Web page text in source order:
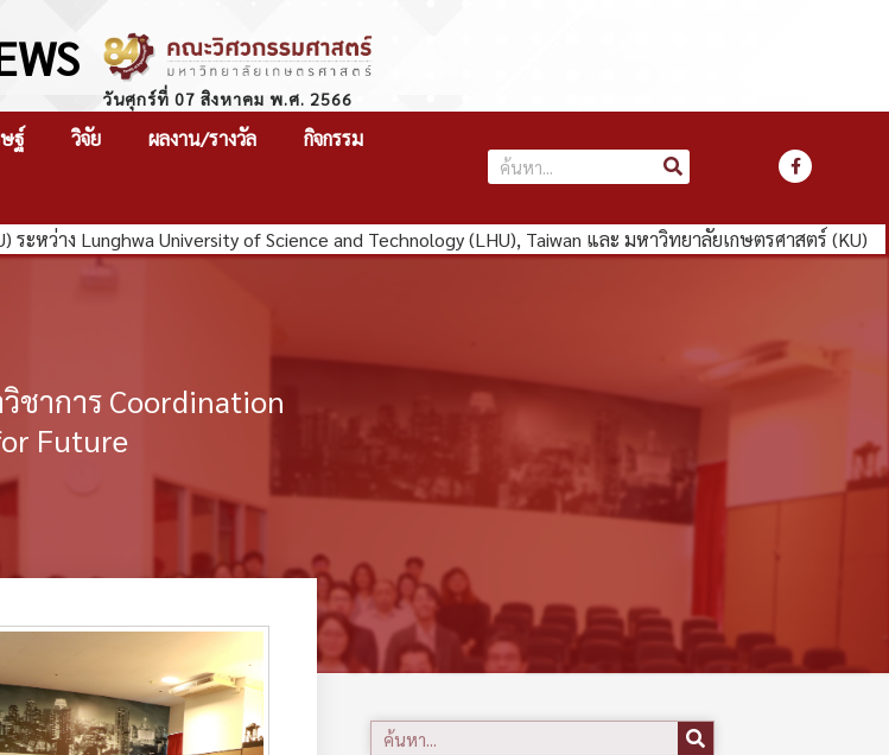
วันศุกร์ที่ 07 สิงหาคม พ.ศ. 2566
ฐ์ วิจัย ผลงาน/รางวัล กิจกรรม
University of Science and Technology (LHU), Taiwan และ มหาวิทยาลัยเกษตรศาสตร์ (KU) คณะ
ชาการ Coordination
Future